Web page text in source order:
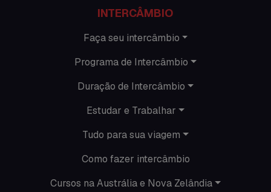
Informações gerais
Intercâmbio de férias
Minhas histórias na Austrália
Nova Zelândia
O que acontece na AC
Passeios
INTERCÂMBIO
Faça seu intercâmbio
Programa de Intercâmbio
Duração de Intercâmbio
Estudar e Trabalhar
Tudo para sua viagem
Como fazer intercâmbio
Cursos na Austrália e Nova Zelândia